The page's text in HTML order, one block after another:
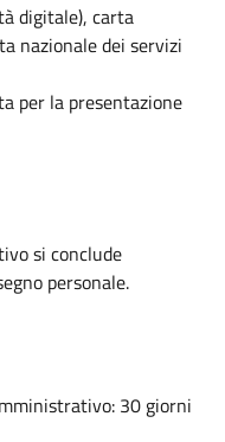
digitale), carta
nazionale dei servizi
per la presentazione
si conclude
personale.
30 giorni